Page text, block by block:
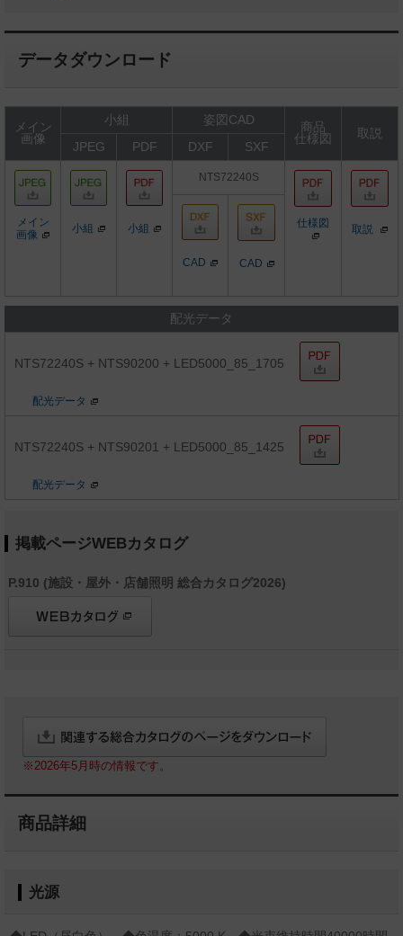
データダウンロード
メイン
画像
小組 姿図CAD
商品
仕様図
取説
JPEG
PDF DXF SXF
メイン
画像
小組 小組
NTS72240S
仕様図 取説
CAD CAD
配光データ
NTS72240S + NTS90200 + LED5000_85_1705
配光データ
NTS72240S + NTS90201 + LED5000_85_1425
配光データ
掲載ページWEBカタログ
P.910 (施設・屋外・店舗照明 総合カタログ2026)
※2026年5月時の情報です。
商品詳細
光源